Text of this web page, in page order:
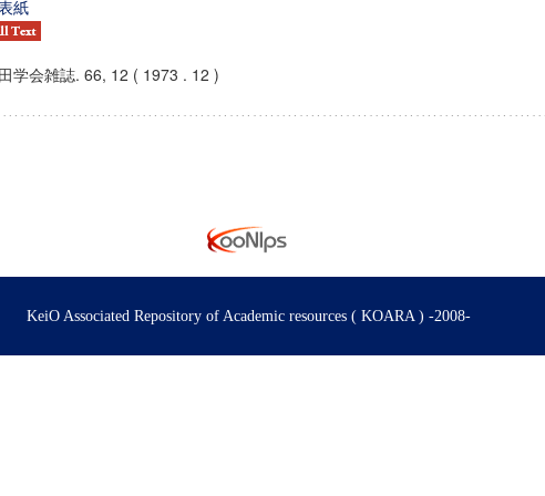
紙
学会雑誌. 66, 12 ( 1973 . 12 )
KeiO Associated Repository of Academic resources ( KOARA ) -2008-